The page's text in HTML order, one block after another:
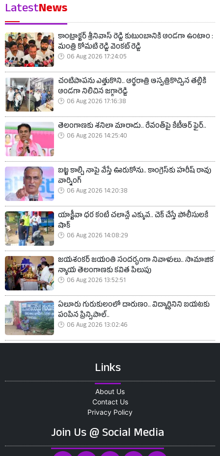
LatestNews
కాంట్రాక్టర్ శ్రీనివాస్ రెడ్డి కుటుంబానికి అండగా ఉంటాం :
మంత్రి కోమటి రెడ్డి వెంకట్ రెడ్డి
06 Aug 2026 17:24:05
చంటిపాపను ఎత్తుకొని.. అర్ధరాత్రి ఆస్పత్రికొచ్చిన తల్లికి
అండగా నిలిచిన జగ్గారెడ్డి
06 Aug 2026 17:16:38
తెలంగాణకు శనిలా మారాడు.. రేవంత్‌పై కేటీఆర్ ఫైర్..
06 Aug 2026 14:25:40
బట్ట కాల్చి నాపై వేస్తే ఊరుకోను.. కాంగ్రెస్‌కు హరీష్ రావు
వార్నింగ్
06 Aug 2026 14:20:38
యాక్టీవా ధర కంటే చలాన్లే ఎక్కువ.. చెక్ చేస్తే పోలీసులకే
షాక్
06 Aug 2026 14:08:29
జయశంకర్ జయంతి సందర్భంగా నివాళులు.. సామాజిక
న్యాయ తెలంగాణకు కవిత పిలుపు
06 Aug 2026 13:52:51
ఏలూరు గురుకులంలో దారుణం.. విద్యార్థినిని బయటకు
పంపిన ప్రిన్సిపాల్..
06 Aug 2026 13:02:46
Links
About Us
Contact Us
Privacy Policy
Join Us @ Social Media